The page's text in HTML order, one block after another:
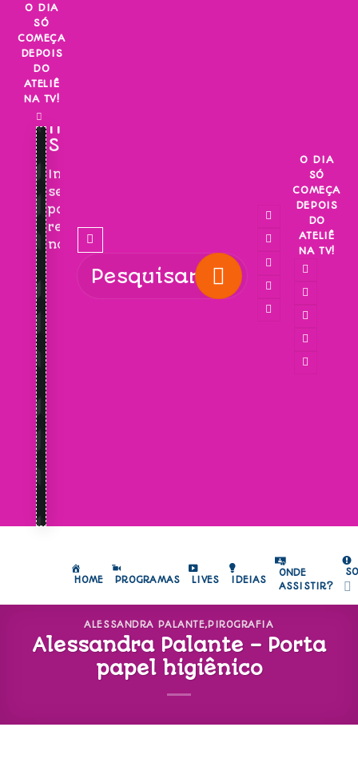
Skip
content
O DIA
SÓ
COMEÇA
DEPOIS
DO
ATELIÊ
NA TV!
INSCREVA-
SE!
Inscreva-
se
para
receber
novidades!
O DIA
SÓ
COMEÇA
DEPOIS
DO
ATELIÊ
NA TV!
HOME PROGRAMAS LIVES IDEIAS
ONDE
ASSISTIR?
ALESSANDRA PALANTE, PIROGRAFIA
Alessandra Palante – Porta
papel higiênico